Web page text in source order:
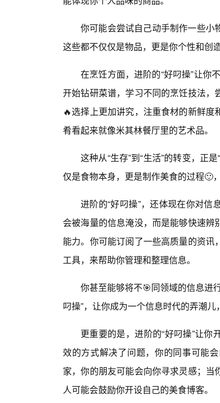
你可能会尝试自己动手制作一些小
这些都不仅仅是物品，更是你个性和创
在烹饪方面，进阶的“好叼操”让你
开始钻研菜谱，学习不同的烹饪技法
🔥选择上更加讲究，注重食材的新鲜
肴看起来就像米其林餐厅里的艺术品。
这种从“生存”到“生活”的转变，正
仅是食物本身，更是制作美食的过程🙂
进阶的“好叼操”，还体现在你对
会被海量的信息淹没，而是能够快速
能力。你可能订阅了一些高质量的资
工具，来帮助你管理和整理信息。
你甚至能够将不🎯同领域的信息进
叼操”，让你成为一个信息时代的弄潮
更重要的是，进阶的“好叼操”让
效的方式解决了问题，你的同事可能
家，你的朋友可能会向你寻求灵感；
人可能会鼓励你开设自己的美食博客。